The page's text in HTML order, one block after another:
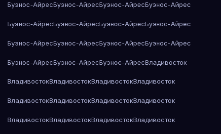
Буэнос-АйресБуэнос-АйресБуэнос-АйресБуэнос-Айрес
Буэнос-АйресБуэнос-АйресБуэнос-АйресБуэнос-Айрес
Буэнос-АйресБуэнос-АйресБуэнос-АйресБуэнос-Айрес
Буэнос-АйресБуэнос-АйресБуэнос-АйресВладивосток
ВладивостокВладивостокВладивостокВладивосток
ВладивостокВладивостокВладивостокВладивосток
ВладивостокВладивостокВладивостокВладивосток